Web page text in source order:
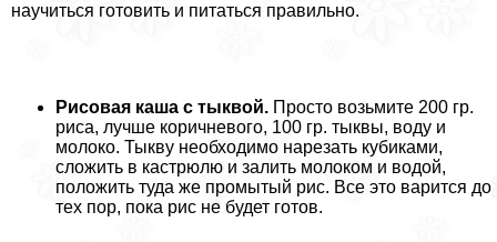
научиться готовить и питаться правильно.
Рисовая каша с тыквой. Просто возьмите 200 гр.
риса, лучше коричневого, 100 гр. тыквы, воду и
молоко. Тыкву необходимо нарезать кубиками,
сложить в кастрюлю и залить молоком и водой,
положить туда же промытый рис. Все это варится до
тех пор, пока рис не будет готов.